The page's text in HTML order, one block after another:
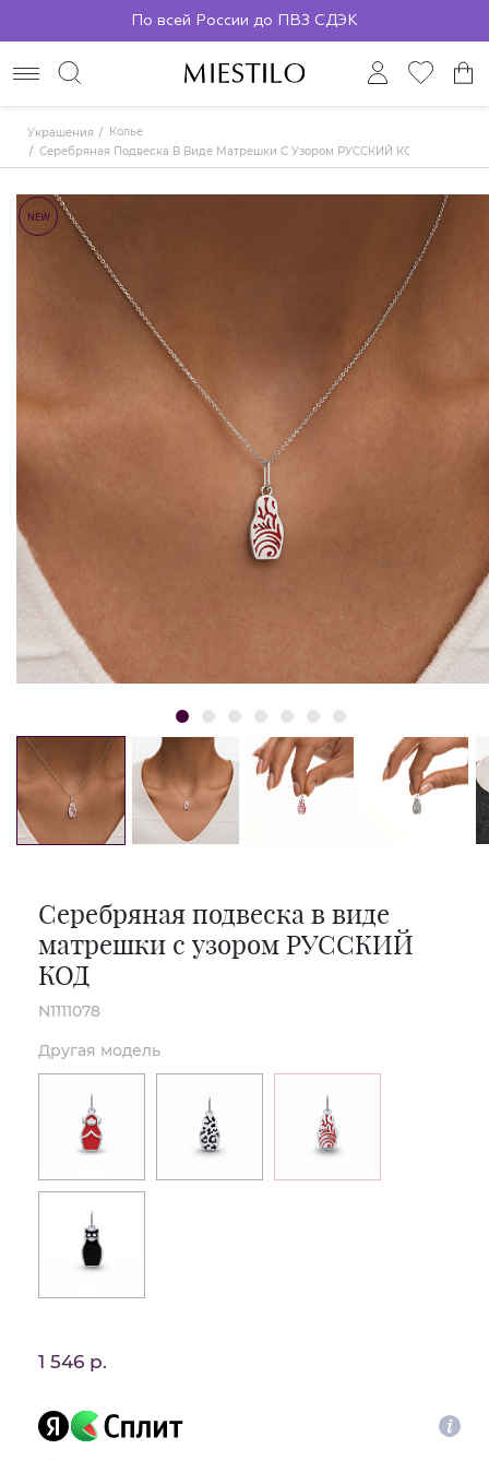
По всей России до ПВЗ СДЭК
Украшения
Колье
Серебряная Подвеска В Виде Матрешки С Узором РУССКИЙ КОД
NEW
Серебряная подвеска в виде
матрешки с узором РУССКИЙ
КОД
N1111078
Другая модель
1 546 р.